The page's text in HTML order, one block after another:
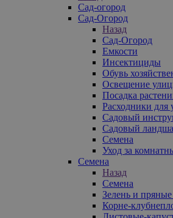
Сад-огород
Сад-Огород
Назад
Сад-Огород
Емкости
Инсектициды
Обувь
Освещение
Посадка
Расходники для
Садовый
Садовый
Семена
Уход за
Семена
Назад
Семена
Зелень и
Корне-